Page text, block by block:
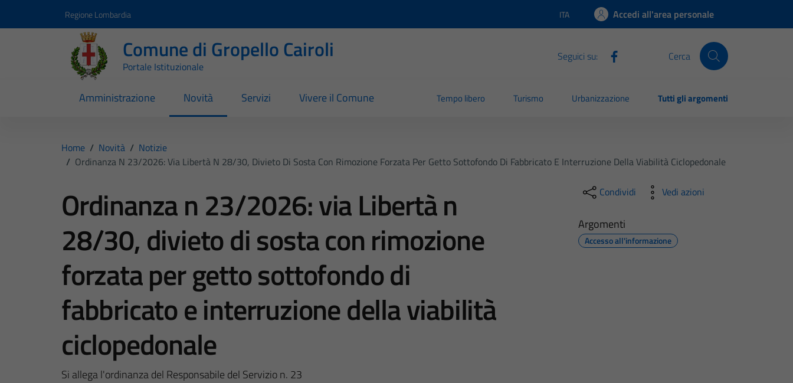
Regione Lombardia Lingua attiva:
ITA Accedi all'area personale
Comune di Gropello Cairoli
Portale Istituzionale
Seguici su: Cerca
Amministrazione Novità Servizi Vivere il Comune Tempo libero Turismo Urbanizzazione Tutti gli argomenti
Home / Novità / Notizie
/ Ordinanza N 23/2026: Via Libertà N 28/30, Divieto Di Sosta Con Rimozione Forzata Per Getto Sottofondo Di Fabbricato E Interruzione Della Viabilità Ciclopedonale
Ordinanza n 23/2026: via Libertà n
28/30, divieto di sosta con rimozione
forzata per getto sottofondo di
fabbricato e interruzione della viabilità
ciclopedonale
Si allega l'ordinanza del Responsabile del Servizio n. 23
Condividi Vedi azioni
Argomenti
Accesso all'informazione